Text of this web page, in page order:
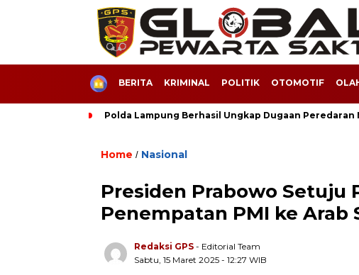
HOME
BERITA KRIMINAL POLITIK OTOMOTIF
Polda Lampung Berhasil Ungkap Dugaan
Home / Nasional
Presiden Prabowo Setuju
Penempatan PMI ke Arab
Redaksi GPS - Editorial Team
Sabtu, 15 Maret 2025 - 12:27 WIB